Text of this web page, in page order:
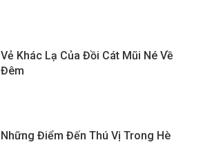
Vẻ Khác Lạ Của Đồi Cát Mũi Né Về
Đêm
Những Điểm Đến Thú Vị Trong Hè